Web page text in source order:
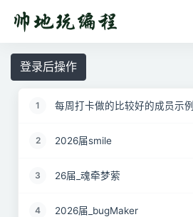
登录后操作
1 每周打卡做的比较好的成员示例
2 2026届smile
3 26届_魂牵梦萦
4 2026届_bugMaker